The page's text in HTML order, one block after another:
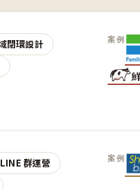
閉環設計
案例
群運營 案例